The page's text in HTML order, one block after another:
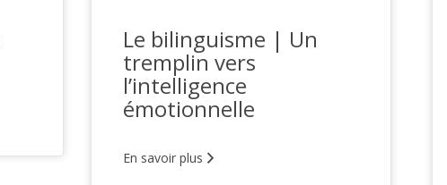
Le bilinguisme | Un
tremplin vers
l’intelligence
émotionnelle
En savoir plus